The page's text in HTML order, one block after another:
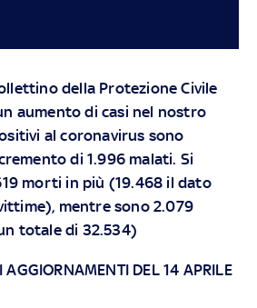
della Protezione Civile
aumento di casi nel nostro
al coronavirus sono
di 1.996 malati. Si
morti in più (19.468 il dato
mentre sono 2.079
totale di 32.534)
AGGIORNAMENTI DEL 14 APRILE